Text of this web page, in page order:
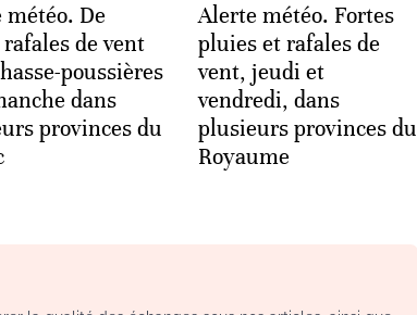
De
de vent
poussières
dans
provinces du
Alerte météo. Fortes
pluies et rafales de
vent, jeudi et
vendredi, dans
plusieurs provinces du
Royaume